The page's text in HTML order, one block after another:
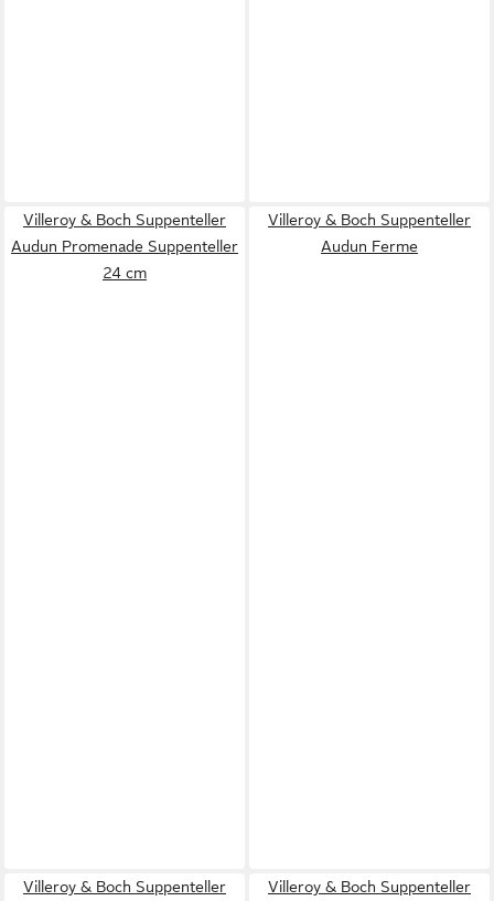
Villeroy & Boch Suppenteller
Audun Promenade Suppenteller
24 cm
Villeroy & Boch Suppenteller
Audun Ferme
Villeroy & Boch Suppenteller Villeroy & Boch Suppenteller